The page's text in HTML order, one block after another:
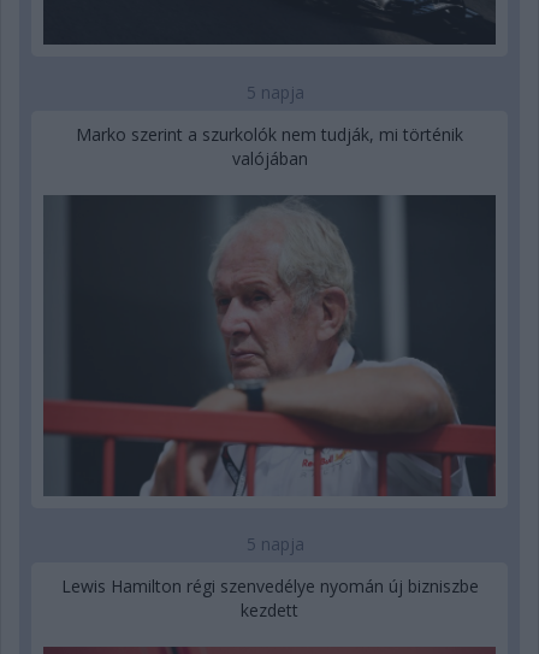
5 napja
Marko szerint a szurkolók nem tudják, mi történik
valójában
5 napja
Lewis Hamilton régi szenvedélye nyomán új bizniszbe
kezdett